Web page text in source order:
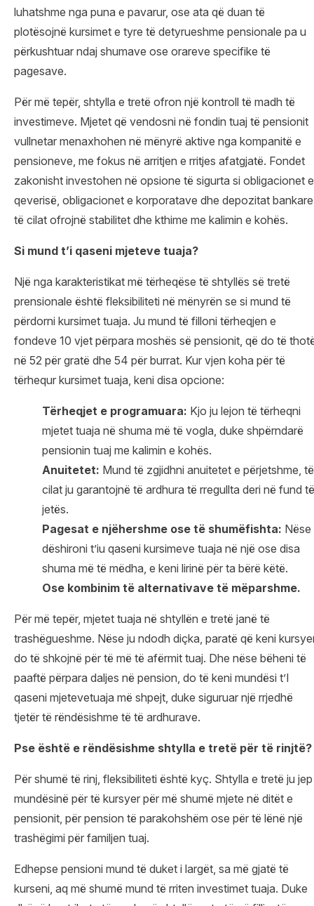
luhatshme nga puna e pavarur, ose ata që duan të
plotësojnë kursimet e tyre të detyrueshme pensionale pa u
përkushtuar ndaj shumave ose orareve specifike të
pagesave.
Për më tepër, shtylla e tretë ofron një kontroll të madh të
investimeve. Mjetet që vendosni në fondin tuaj të pensionit
vullnetar menaxhohen në mënyrë aktive nga kompanitë e
pensioneve, me fokus në arritjen e rritjes afatgjatë. Fondet
zakonisht investohen në opsione të sigurta si obligacionet e
qeverisë, obligacionet e korporatave dhe depozitat
të cilat ofrojnë stabilitet dhe kthime me kalimin e kohës.
Si mund t’i qaseni mjeteve tuaja?
Një nga karakteristikat më tërheqëse të shtyllës së tretë
prensionale është fleksibiliteti në mënyrën se si mund të
përdorni kursimet tuaja. Ju mund të filloni tërheqjen e
fondeve 10 vjet përpara moshës së pensionit, që do të
në 52 për gratë dhe 54 për burrat. Kur vjen koha për të
tërhequr kursimet tuaja, keni disa opcione:
Tërheqjet e programuara: Kjo ju lejon të tërheqni
mjetet tuaja në shuma më të vogla, duke shpërndarë
pensionin tuaj me kalimin e kohës.
Anuitetet: Mund të zgjidhni anuitetet e përjetshme, të
cilat ju garantojnë të ardhura të rregullta deri në fund të
jetës.
Pagesat e njëhershme ose të shumëfishta: Nëse
dëshironi t’iu qaseni kursimeve tuaja në një ose disa
shuma më të mëdha, e keni lirinë për ta bërë këtë.
Ose kombinim të alternativave të mëparshme.
Për më tepër, mjetet tuaja në shtyllën e tretë janë të
trashëgueshme. Nëse ju ndodh diçka, paratë që keni
do të shkojnë për të më të afërmit tuaj. Dhe nëse bëheni të
paaftë përpara daljes në pension, do të keni mundësi t’I
qaseni mjetevetuaja më shpejt, duke siguruar një rrjedhë
tjetër të rëndësishme të të ardhurave.
Pse është e rëndësishme shtylla e tretë për të rinjtë?
Për shumë të rinj, fleksibiliteti është kyç. Shtylla e tretë ju jep
mundësinë për të kursyer për më shumë mjete në ditët e
pensionit, për pension të parakohshëm ose për të lënë një
trashëgimi për familjen tuaj.
Edhepse pensioni mund të duket i largët, sa më gjatë të
kurseni, aq më shumë mund të rriten investimet tuaja. Duke